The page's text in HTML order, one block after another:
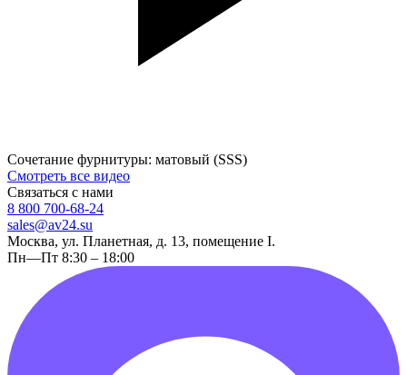
Сочетание фурнитуры: матовый (SSS)
Смотреть все видео
Связаться с нами
8 800 700-68-24
sales@av24.su
Москва, ул. Планетная, д. 13, помещение I.
Пн—Пт 8:30 – 18:00